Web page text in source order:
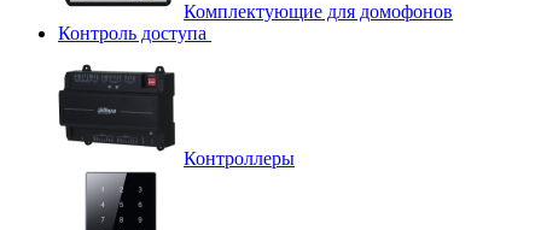
Комплектующие для домофонов
Контроль доступа
Контроллеры